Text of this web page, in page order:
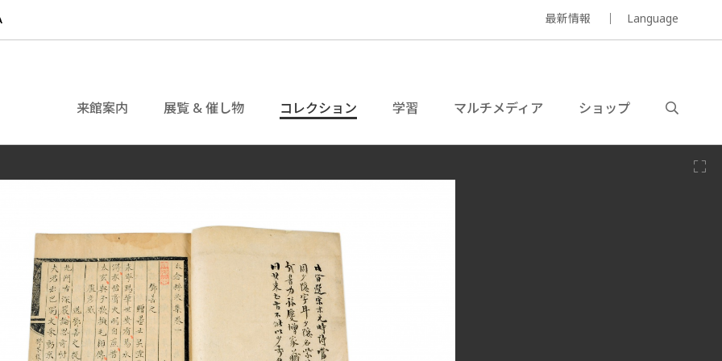
最新情報 Language
来館案内 展覧 & 催し物 コレクション 学習 マルチメディア ショップ